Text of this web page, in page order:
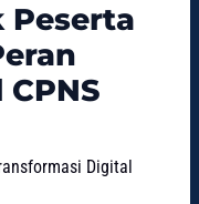
Peserta
Digital